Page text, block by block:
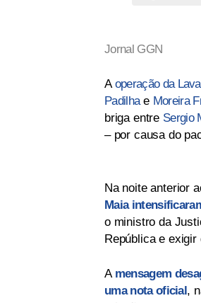
Jornal GGN
A operação da
Padilhae Moreira
briga entre Sergio
– por causa do
Na noite anterior
Maia
o ministro da
República e
A mensagem
uma nota oficial,